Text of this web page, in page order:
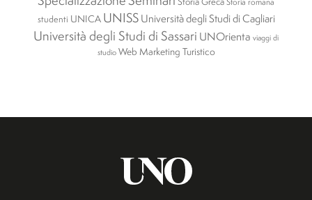
studenti UNICA UNISS Università degli Studi di Cagliari
Università degli Studi di Sassari UNOrienta viaggi di
studio Web Marketing Turistico